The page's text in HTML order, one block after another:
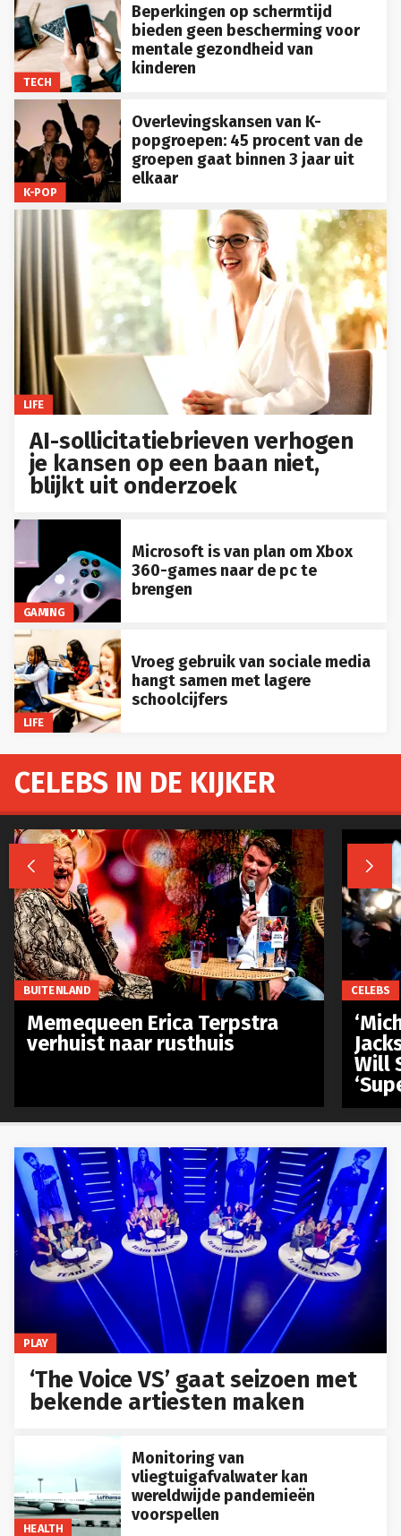
TECH
Beperkingen op schermtijd
bieden geen bescherming voor
mentale gezondheid van
kinderen
K-POP
Overlevingskansen van K-
popgroepen: 45 procent van de
groepen gaat binnen 3 jaar uit
elkaar
LIFE
AI-sollicitatiebrieven verhogen
je kansen op een baan niet,
blijkt uit onderzoek
GAMING
Microsoft is van plan om Xbox
360-games naar de pc te
brengen
LIFE
Vroeg gebruik van sociale media
hangt samen met lagere
schoolcijfers
PLAY
‘The Voice VS’ gaat seizoen met
bekende artiesten maken
HEALTH
Monitoring van
vliegtuigafvalwater kan
wereldwijde pandemieën
voorspellen
CELEBS IN DE KIJKER
 
BUITENLAND
Memequeen Erica Terpstra
verhuist naar rusthuis
CELEBS
Will